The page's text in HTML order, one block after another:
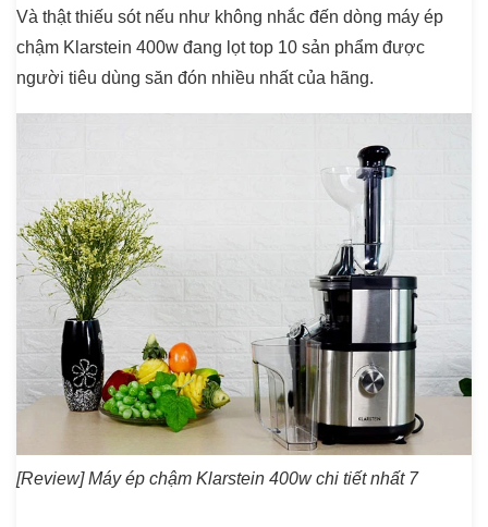
Và thật thiếu sót nếu như không nhắc đến dòng máy ép
chậm Klarstein 400w đang lọt top 10 sản phẩm được
người tiêu dùng săn đón nhiều nhất của hãng.
[Review] Máy ép chậm Klarstein 400w chi tiết nhất 7